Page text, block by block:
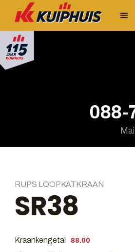
088-
Mail
RUPS LOOPKATKRAAN
SR38
Kraankengetal 88.00